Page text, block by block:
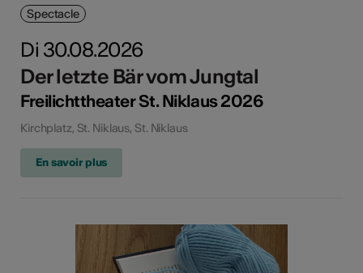
Spectacle
Di 30.08.2026
Der letzte Bär vom Jungtal
Freilichttheater St. Niklaus 2026
Kirchplatz, St. Niklaus, St. Niklaus
En savoir plus